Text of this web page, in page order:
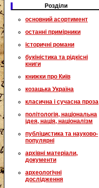
Розділи
основний асортимент
останні примірники
історичні романи
букіністика та рідкісні
книги
книжки про Київ
козацька Україна
класична і сучасна проза
політологія, національна
ідея, нація, націоналізм
публіцистика та науково-
популярні
архівні матеріали,
документи
археологічні
дослідження